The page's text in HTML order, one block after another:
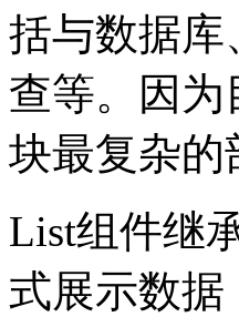
括与数据库
查等。因
块最复杂的
List组件继
式展示数据